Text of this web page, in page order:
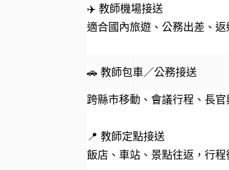
✈️ 教師機場接送
適合國內旅遊、公務出差、
🚗教師包車／公務接送
跨縣市移動、會議行程、長
📍 教師定點接送
飯店、車站、景點往返，行